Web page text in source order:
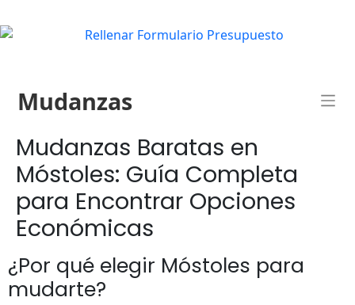
Mudanzas
Mudanzas Baratas en
Móstoles: Guía Completa
para Encontrar Opciones
Económicas
¿Por qué elegir Móstoles para
mudarte?